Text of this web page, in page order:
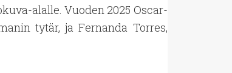
alalle. Vuoden 2025 Oscar-
tytär, ja Fernanda Torres,